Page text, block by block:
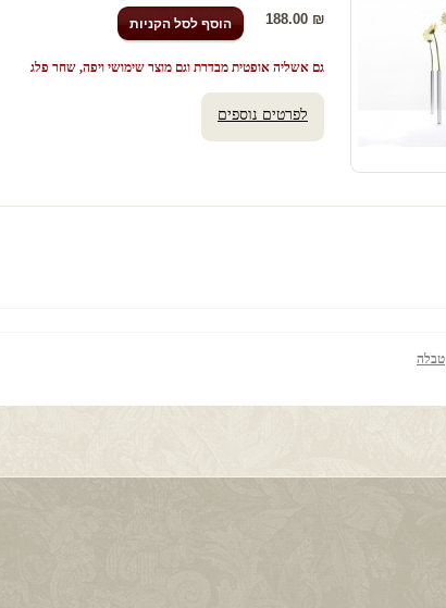
188.00 ₪ הוסף לסל הקניות
גם אשליה אופטית מבדרת וגם מוצר שימושי ויפה, שחר פלג
לפרטים נוספים
טבלה